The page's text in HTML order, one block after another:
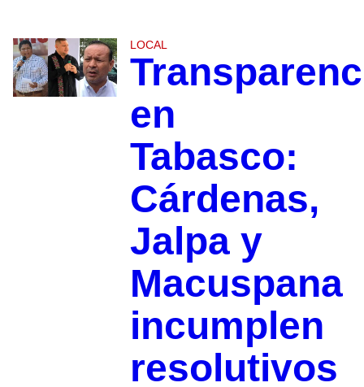
LOCAL
en
Tabasco:
Cárdenas,
Jalpa y
Macuspana
incumplen
resolutivos